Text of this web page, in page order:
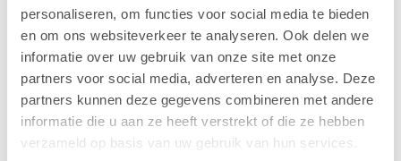
personaliseren, om functies voor social media te bieden
en om ons websiteverkeer te analyseren. Ook delen we
informatie over uw gebruik van onze site met onze
partners voor social media, adverteren en analyse. Deze
partners kunnen deze gegevens combineren met andere
informatie die u aan ze heeft verstrekt of die ze hebben
verzameld op basis van uw gebruik van hun services.
FAVORIET